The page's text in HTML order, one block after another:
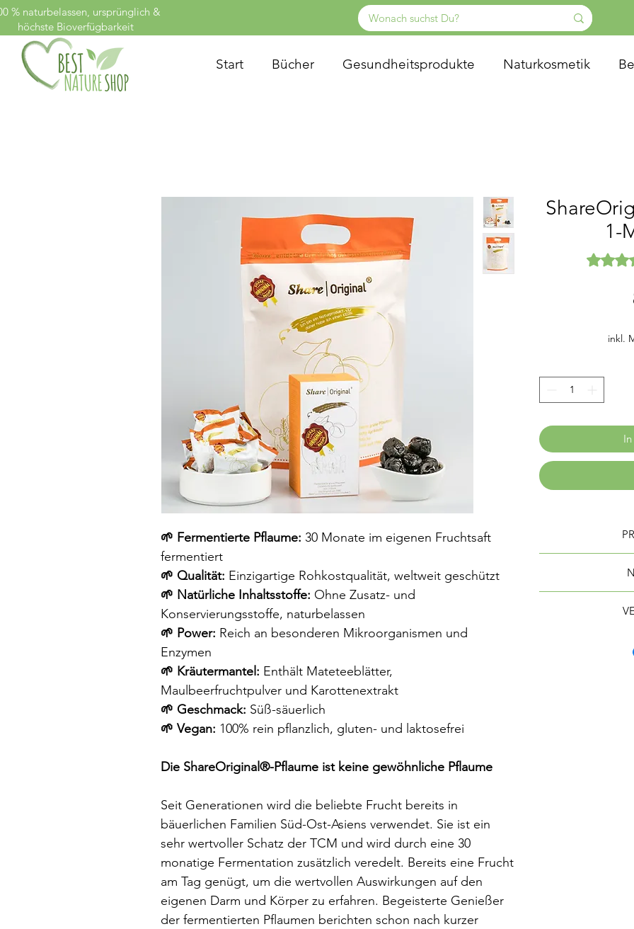
% naturbelassen, ursprünglich &
höchste Bioverfügbarkeit
Start Bücher Gesundheitsprodukte Naturkosmetik
🌱 Fermentierte Pflaume: 30 Monate im eigenen Fruchtsaft
fermentiert
🌱 Qualität: Einzigartige Rohkostqualität, weltweit geschützt
🌱 Natürliche Inhaltsstoffe: Ohne Zusatz- und
Konservierungsstoffe, naturbelassen
🌱 Power: Reich an besonderen Mikroorganismen und
Enzymen
🌱 Kräutermantel: Enthält Mateteeblätter,
Maulbeerfruchtpulver und Karottenextrakt
🌱 Geschmack: Süß-säuerlich
🌱 Vegan: 100% rein pflanzlich, gluten- und laktosefrei
Die ShareOriginal®-Pflaume ist keine gewöhnliche Pflaume
Seit Generationen wird die beliebte Frucht bereits in
bäuerlichen Familien Süd-Ost-Asiens verwendet. Sie ist ein
sehr wertvoller Schatz der TCM und wird durch eine 30
monatige Fermentation zusätzlich veredelt. Bereits eine Frucht
am Tag genügt, um die wertvollen Auswirkungen auf den
eigenen Darm und Körper zu erfahren. Begeisterte Genießer
der fermentierten Pflaumen berichten schon nach kurzer
1-
Das
inkl.
Zutaten:
(japanische